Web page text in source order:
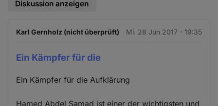
Diskussion anzeigen
Karl Gernholz (nicht überprüft) Mi. 28 Jun 2017 - 19:35
Ein Kämpfer für die
Ein Kämpfer für die Aufklärung
Hamed Abdel Samad ist einer der wichtigsten und